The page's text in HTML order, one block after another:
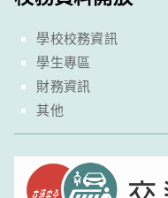
學校校務資訊
學生專區
財務資訊
其他